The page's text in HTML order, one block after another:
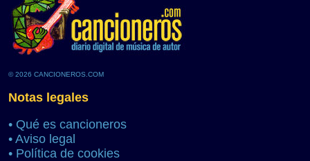
© 2026 CANCIONEROS.COM
Notas legales
• Qué es cancioneros
• Aviso legal
• Política de cookies